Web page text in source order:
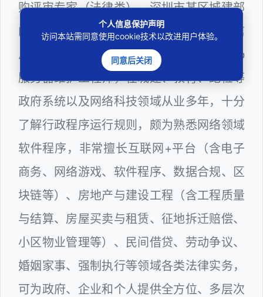
购评审专家（法律类）、深圳市某区城建部
门公职律师、建设工程定标专家、计算机信
息网络安全员、Web前端开发工程师、Web
服务器维护工程师，在城建、教育、纪检等
政府系统以及网络科技领域从业多年，十分
了解行政程序运行规则，颇为熟悉网络领域
软件程序，非常擅长互联网+平台（含电子
商务、网络游戏、软件程序、数据合规、区
块链等）、房地产与建设工程（含工程质量
与结算、房屋买卖与租赁、征地拆迁赔偿、
小区物业管理等）、民间借贷、劳动争议、
婚姻家事、强制执行等领域各类法律实务，
可为政府、企业和个人提供全方位、多层次
个人信息保护声明
访问本站需同意使用cookie技术以改进用户体验。
同意后关闭